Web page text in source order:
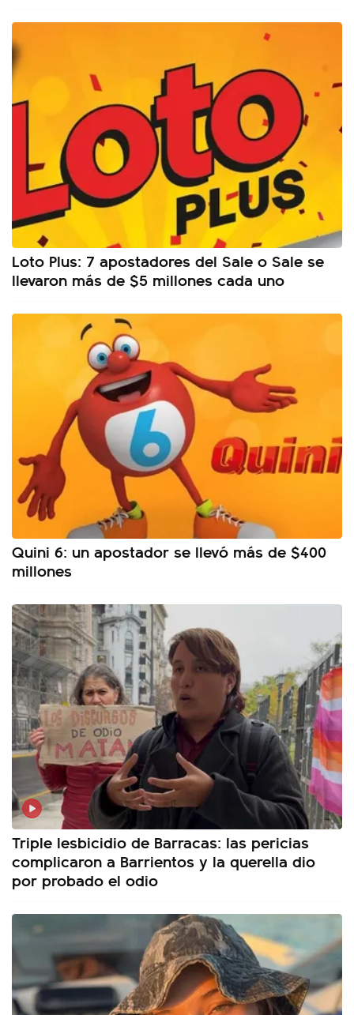
Loto Plus: 7 apostadores del Sale o Sale se
llevaron más de $5 millones cada uno
Quini 6: un apostador se llevó más de $400
millones
Triple lesbicidio de Barracas: las pericias
complicaron a Barrientos y la querella dio
por probado el odio